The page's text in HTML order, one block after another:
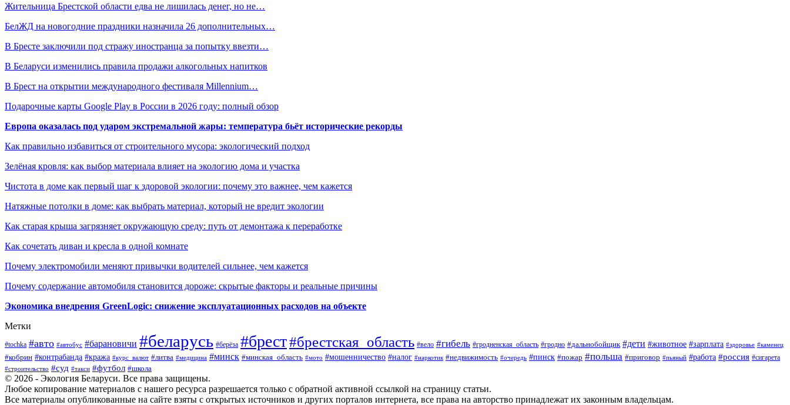
Жительница Брестской области едва не лишилась денег, но не…
БелЖД на новогодние праздники назначила 26 дополнительных…
В Бресте заключили под стражу иностранца за попытку ввезти…
В Беларуси изменились правила продажи алкогольных напитков
В Брест на открытии международного фестиваля Millennium…
Подарочные карты Google Play в России в 2026 году: полный обзор
Европа оказалась под ударом экстремальной жары: температура бьёт исторические рекорды
Как правильно избавиться от строительного мусора: экологический подход
Зелёная кровля: как выбор материала влияет на экологию дома и участка
Чистота в доме как первый шаг к здоровой экологии: почему это важнее, чем кажется
Натяжные потолки в доме: как выбрать материал, который не вредит экологии
Как старая крыша загрязняет окружающую среду: путь от демонтажа к переработке
Как сочетать диван и кресла в одной комнате
Почему электромобили меняют привычки водителей сильнее, чем кажется
Почему содержание автомобиля становится дороже: скрытые факторы и реальные причины
Экономика внедрения GreenLogic: снижение эксплуатационных расходов на объекте
Метки
#tochka #авто #автобус #барановичи #беларусь #берёза #брест#брестская_область #вело #гибель #гродненская_область #гродно #дальнобойщик #дети #животное #зарплата #здоровье #каменец
#кобрин #контрабанда #кража #курс_валют #литва #медицина #минск #минская_область #мото #мошенничество #налог #наркотик #недвижимость #очередь #пинск #пожар #польша #приговор #пьяный #работа #россия #сигарета
#строительство #суд #такси #футбол #школа
© 2026 - Экология Беларуси. Все права защищены.
Любое копирование материалов с нашего ресурса разрешается только с обратной активной ссылкой на страницу статьи.
Все материалы опубликованные на сайте взяты с открытых источников и других порталов интернета, все права на авторство принадлежат их законным владельцам.